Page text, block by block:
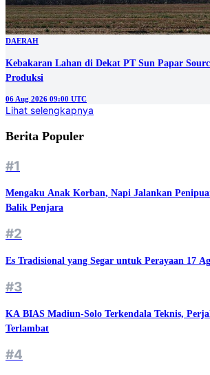
DAERAH
Kebakaran Lahan di Dekat PT Sun Papar
Produksi
06 Aug 2026 09:00 UTC
Lihat selengkapnya
Berita Populer
#1
Mengaku Anak Korban, Napi Jalankan
Balik Penjara
#2
Es Tradisional yang Segar untuk Perayaan 17
#3
KA BIAS Madiun-Solo Terkendala Teknis,
Terlambat
#4